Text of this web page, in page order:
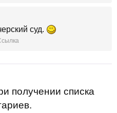
суд.
получении списка